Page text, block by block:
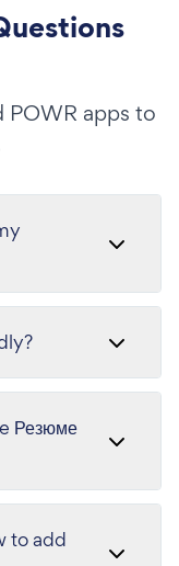
POWR apps to
Резюме
to add